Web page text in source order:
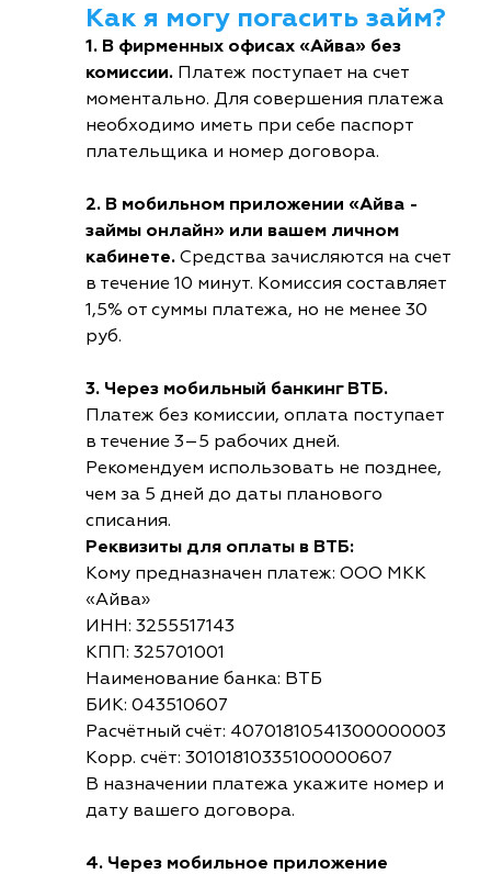
Как я могу погасить займ?
1. В фирменных офисах «Айва» без
комиссии. Платеж поступает на счет
моментально. Для совершения платежа
необходимо иметь при себе паспорт
плательщика и номер договора.
2. В мобильном приложении «Айва -
займы онлайн» или вашем личном
кабинете. Средства зачисляются на счет
в течение 10 минут. Комиссия составляет
1,5% от суммы платежа, но не менее 30
руб.
3. Через мобильный банкинг ВТБ.
Платеж без комиссии, оплата поступает
в течение 3–5 рабочих дней.
Рекомендуем использовать не позднее,
чем за 5 дней до даты планового
списания.
Реквизиты для оплаты в ВТБ:
Кому предназначен платеж: ООО МКК
«Айва»
ИНН: 3255517143
КПП: 325701001
Наименование банка: ВТБ
БИК: 043510607
Расчётный счёт: 40701810541300000003
Корр. счёт: 30101810335100000607
В назначении платежа укажите номер и
дату вашего договора.
4. Через мобильное приложение